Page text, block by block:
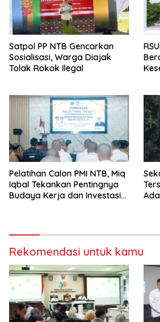
Satpol PP NTB Gencarkan
Sosialisasi, Warga Diajak
Tolak Rokok Ilegal
Pelatihan Calon PMI NTB, Miq
Iqbal Tekankan Pentingnya
Budaya Kerja dan Investasi
Rekomendasi untuk kamu